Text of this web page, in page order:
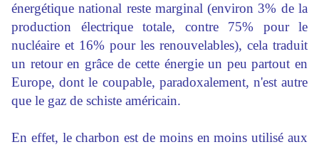
énergétique national reste marginal (environ 3% de la
production électrique totale, contre 75% pour le
nucléaire et 16% pour les renouvelables), cela traduit
un retour en grâce de cette énergie un peu partout en
Europe, dont le coupable, paradoxalement, n'est autre
que le gaz de schiste américain.
En effet, le charbon est de moins en moins utilisé aux